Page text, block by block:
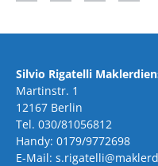
Silvio Rigatelli
Martinstr. 1
12167 Berlin
Tel. 030/81056812
Handy: 0179/9772698
E-Mail: